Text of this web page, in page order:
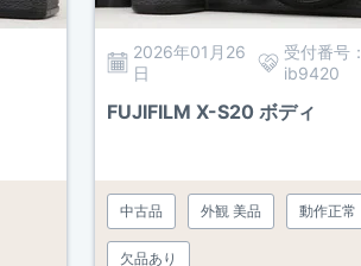
2026年01月26
日
受付番号：
ib9420
FUJIFILM X-S20 ボディ
中古品 外観 美品 動作正常
欠品あり